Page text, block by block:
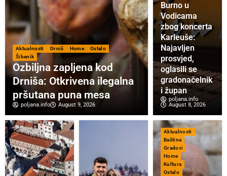
Aktualnosti Drniš Home
Ostalo
Šibenik
Ozbiljna zapljena kod
Drniša: Otkrivena ilegalna
pršutana puna mesa
poljana.info August 9, 2026
Burno u
Vodicama
zbog koncerta
Karleuše:
Najavljen
prosvjed,
oglasili se
gradonačelnik
i župan
poljana.info
August 8, 2026
Aktualnosti
Baština
Gradovi
Home
Kultura
Ostalo